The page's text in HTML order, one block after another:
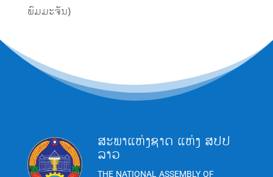
ພົມມະຈັນ)
ສະພາແຫ່ງຊາດ ແຫ່ງ ສປປ
ລາວ
THE NATIONAL ASSEMBLY OF